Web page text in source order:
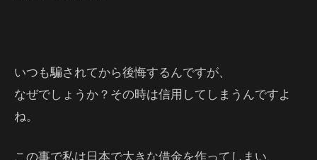
いつも騙されてから後悔するんですが、
なぜでしょうか？その時は信用してしまうんですよ
ね。
この事で私は日本で大きな借金を作ってしまい、